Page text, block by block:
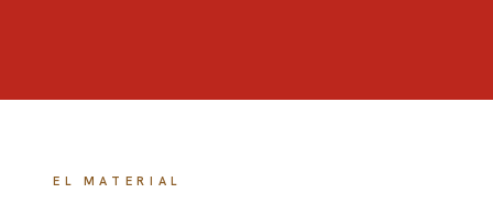
EL MATERIAL